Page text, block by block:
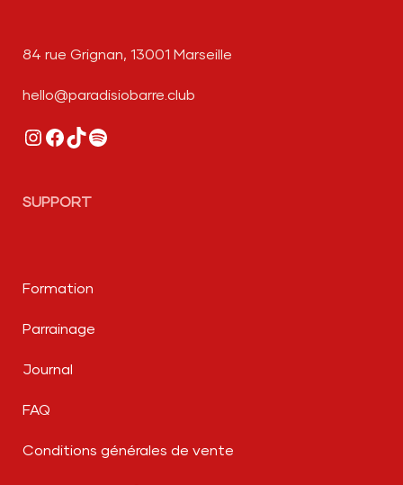
84 rue Grignan, 13001 Marseille
hello@paradisiobarre.club
Instagram
Facebook
TikTok
Spotify
SUPPORT
Formation
Parrainage
Journal
FAQ
Conditions générales de vente